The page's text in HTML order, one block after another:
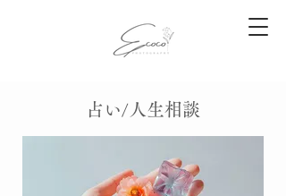
​占い/人生相談